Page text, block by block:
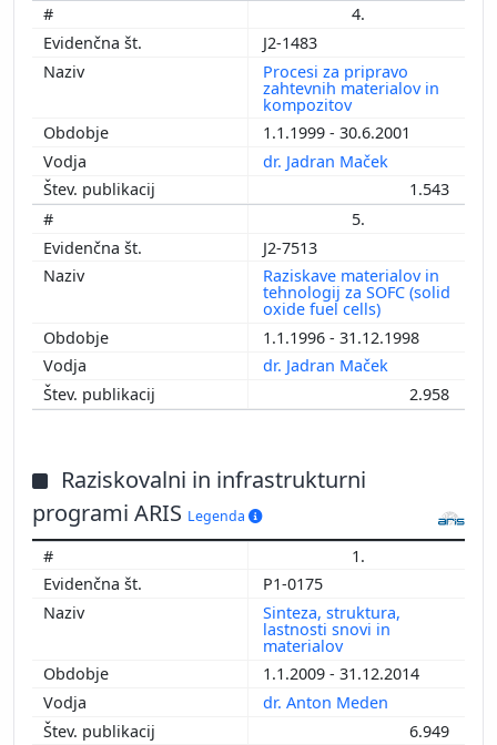
4.
J2-1483
Procesi za pripravo
zahtevnih materialov in
kompozitov
1.1.1999 - 30.6.2001
dr. Jadran Maček
1.543
5.
J2-7513
Raziskave materialov in
tehnologij za SOFC (solid
oxide fuel cells)
1.1.1996 - 31.12.1998
dr. Jadran Maček
2.958
Raziskovalni in infrastrukturni
programi ARIS Legenda
1.
P1-0175
Sinteza, struktura,
lastnosti snovi in
materialov
1.1.2009 - 31.12.2014
dr. Anton Meden
6.949